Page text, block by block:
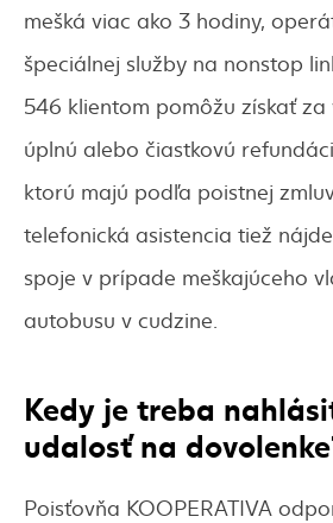
mešká viac ako 3 hodiny,
špeciálnej služby na nonstop
546 klientom pomôžu získať za
úplnú alebo čiastkovú
ktorú majú podľa poistnej
telefonická asistencia tiež
spoje v prípade meškajúceho
autobusu v cudzine.
Kedy je treba
udalosť na
Poisťovňa KOOPERATIVA